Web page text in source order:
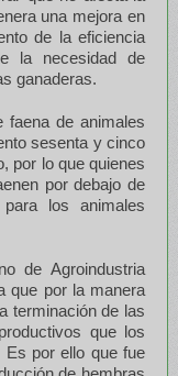
una mejora en
de la eficiencia
la necesidad de
ganaderas.
de animales
sesenta y cinco
por lo que quienes
por debajo de
los animales
de Agroindustria
que por la manera
terminación de las
que los
por ello que fue